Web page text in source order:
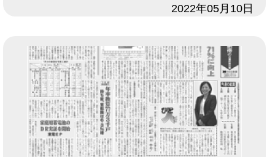
2022年05月10日